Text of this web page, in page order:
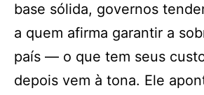
base sólida, governos
a quem afirma garantir a
país — o que tem seus
depois vem à tona. Ele